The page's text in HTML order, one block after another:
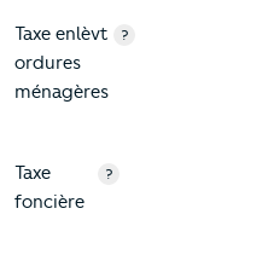
Taxe enlèvt
ordures
ménagères
?
Taxe
foncière
?